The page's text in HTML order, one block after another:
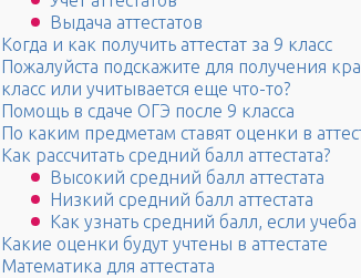
Выдача аттестатов
Когда и как получить аттестат за 9 класс
Пожалуйста подскажите для получения
класс или учитывается еще что-то?
Помощь в сдаче ОГЭ после 9 класса
По каким предметам ставят оценки в
Как рассчитать средний балл аттестата?
Высокий средний балл аттестата
Низкий средний балл аттестата
Как узнать средний балл, если
Какие оценки будут учтены в аттестате
Математика для аттестата